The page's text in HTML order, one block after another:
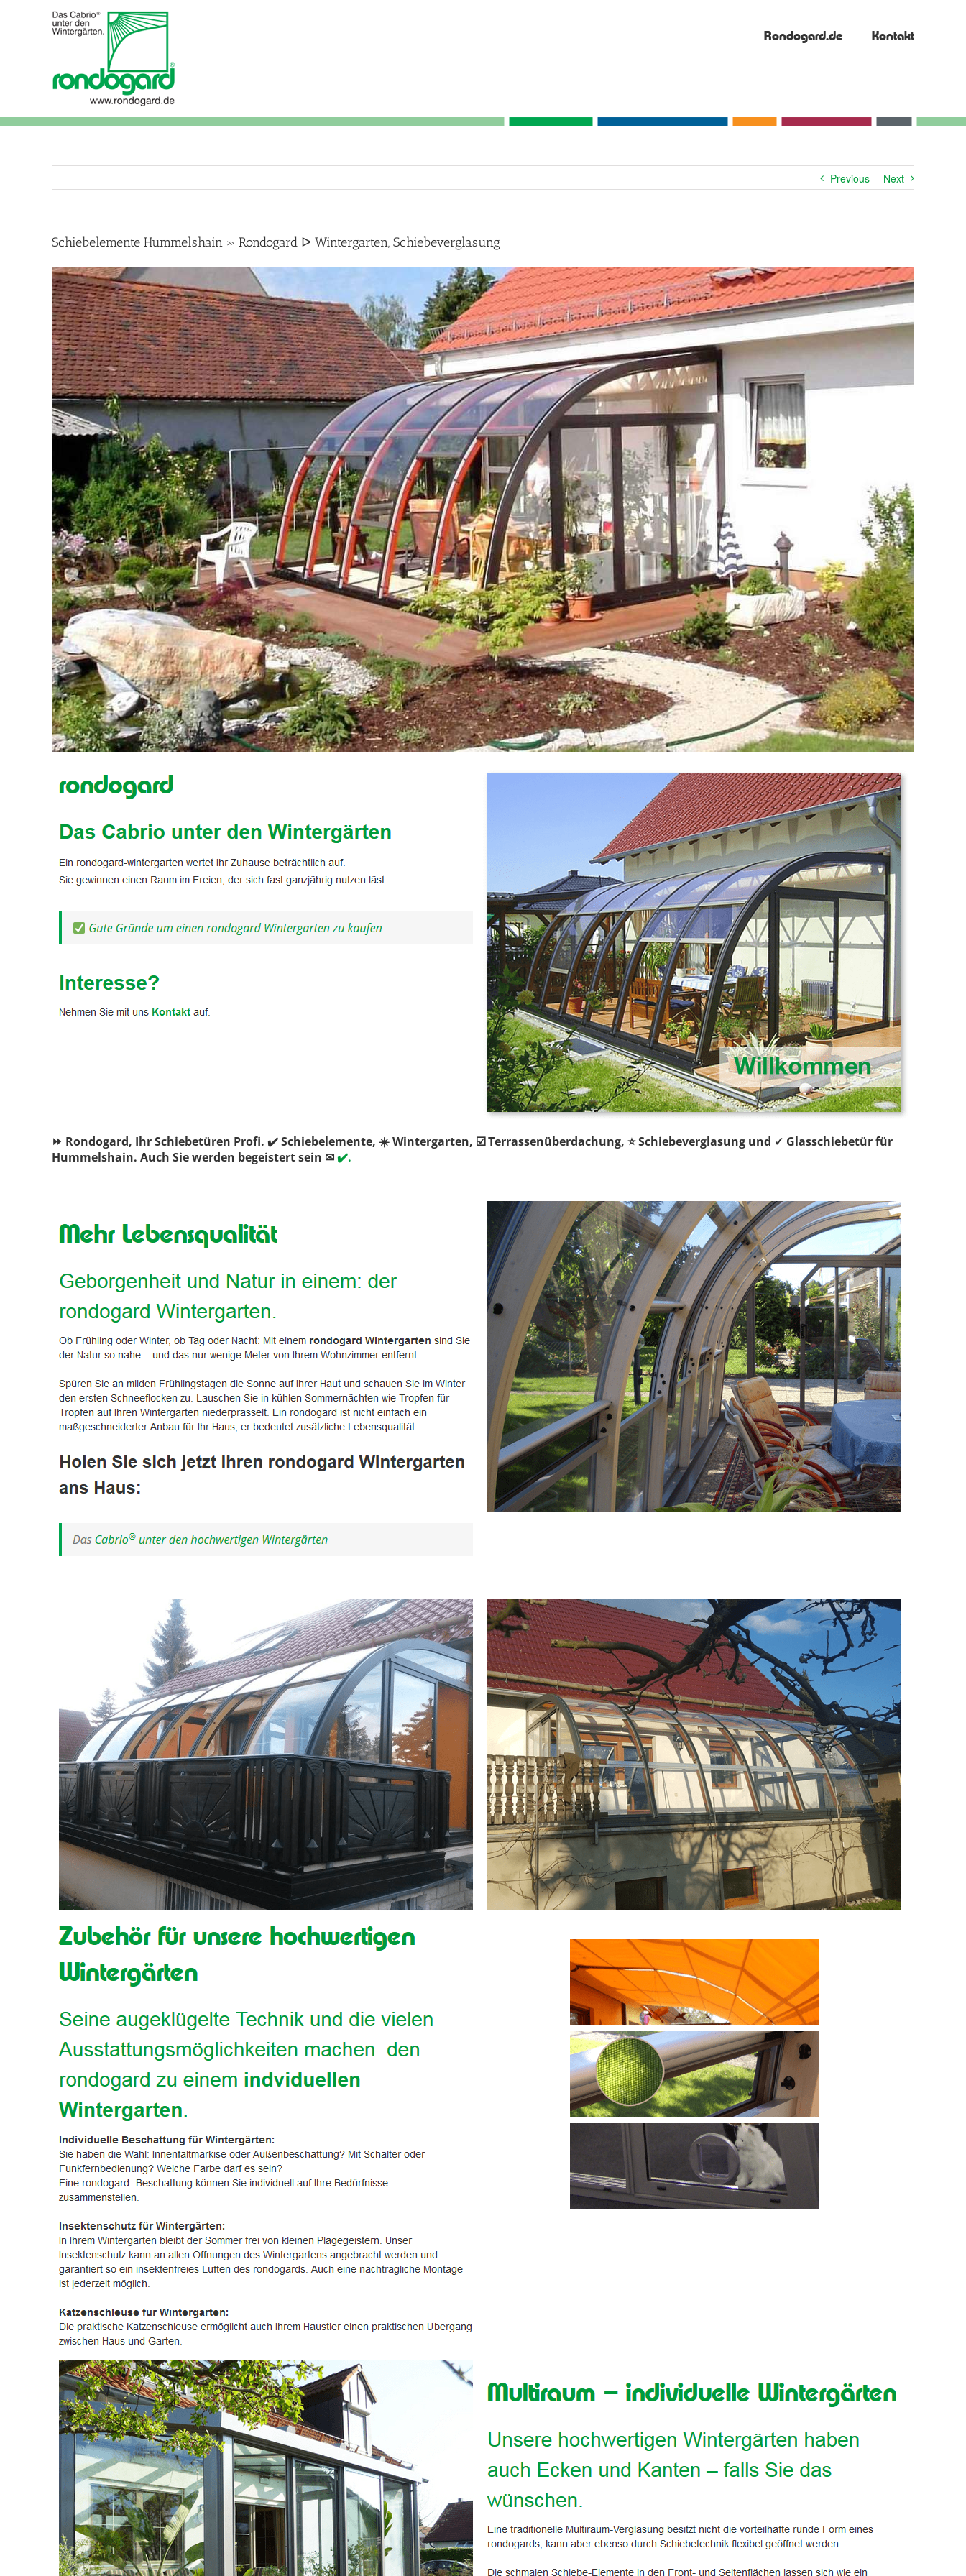
Rondogard.de Kontakt
Previous Next
Schiebelemente Hummelshain » Rondogard ᐅ Wintergarten, Schiebeverglasung
⏩ Rondogard, Ihr Schiebetüren Profi. ✔️ Schiebelemente, ☀️ Wintergarten, ☑️ Terrassenüberdachung, ⭐ Schiebeverglasung und ✓ Glasschiebetür für
Hummelshain. Auch Sie werden begeistert sein ✉✔️.